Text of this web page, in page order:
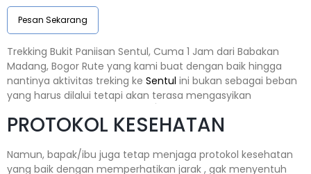
Pesan Sekarang
Trekking Bukit Paniisan Sentul, Cuma 1 Jam dari Babakan
Madang, Bogor Rute yang kami buat dengan baik hingga
nantinya aktivitas treking ke Sentul ini bukan sebagai beban
yang harus dilalui tetapi akan terasa mengasyikan
PROTOKOL KESEHATAN
Namun, bapak/ibu juga tetap menjaga protokol kesehatan
yang baik dengan memperhatikan jarak , gak menyentuh